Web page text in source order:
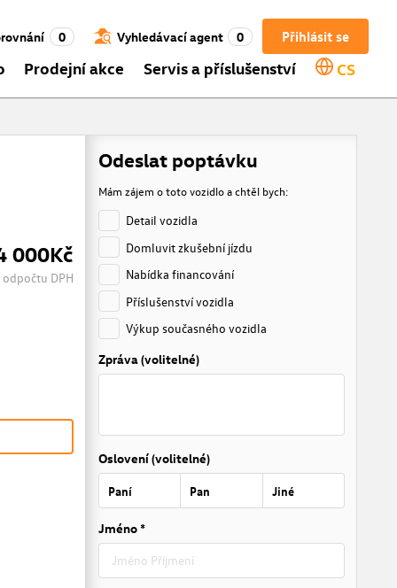
Přihlásit se
0 Vyhledávací agent 0
Prodejní akce Servis a příslušenství CS
000Kč
DPH
Odeslat poptávku
Mám zájem o toto vozidlo a chtěl bych:
Detail vozidla
Domluvit zkušební jízdu
Nabídka financování
Příslušenství vozidla
Výkup současného vozidla
Zpráva (volitelné)
Oslovení (volitelné)
Paní Pan Jiné
Jméno *